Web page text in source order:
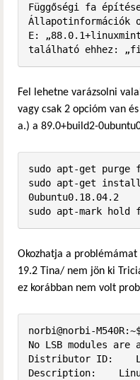
Függőségi fa
Állapotinformációk
E:
található ehhez:
Fel lehetne varázsolni
vagy csak 2 opcióm van
a.) a 89.0+build2-
sudo apt-get purge
sudo apt-get
0ubuntu0.18.04.2
sudo apt-mark hold
Okozhatja a
19.2 Tina/ nem jön ki
ez korábban nem volt
norbi@norbi-
No LSB modules
Distributor ID:
Description: